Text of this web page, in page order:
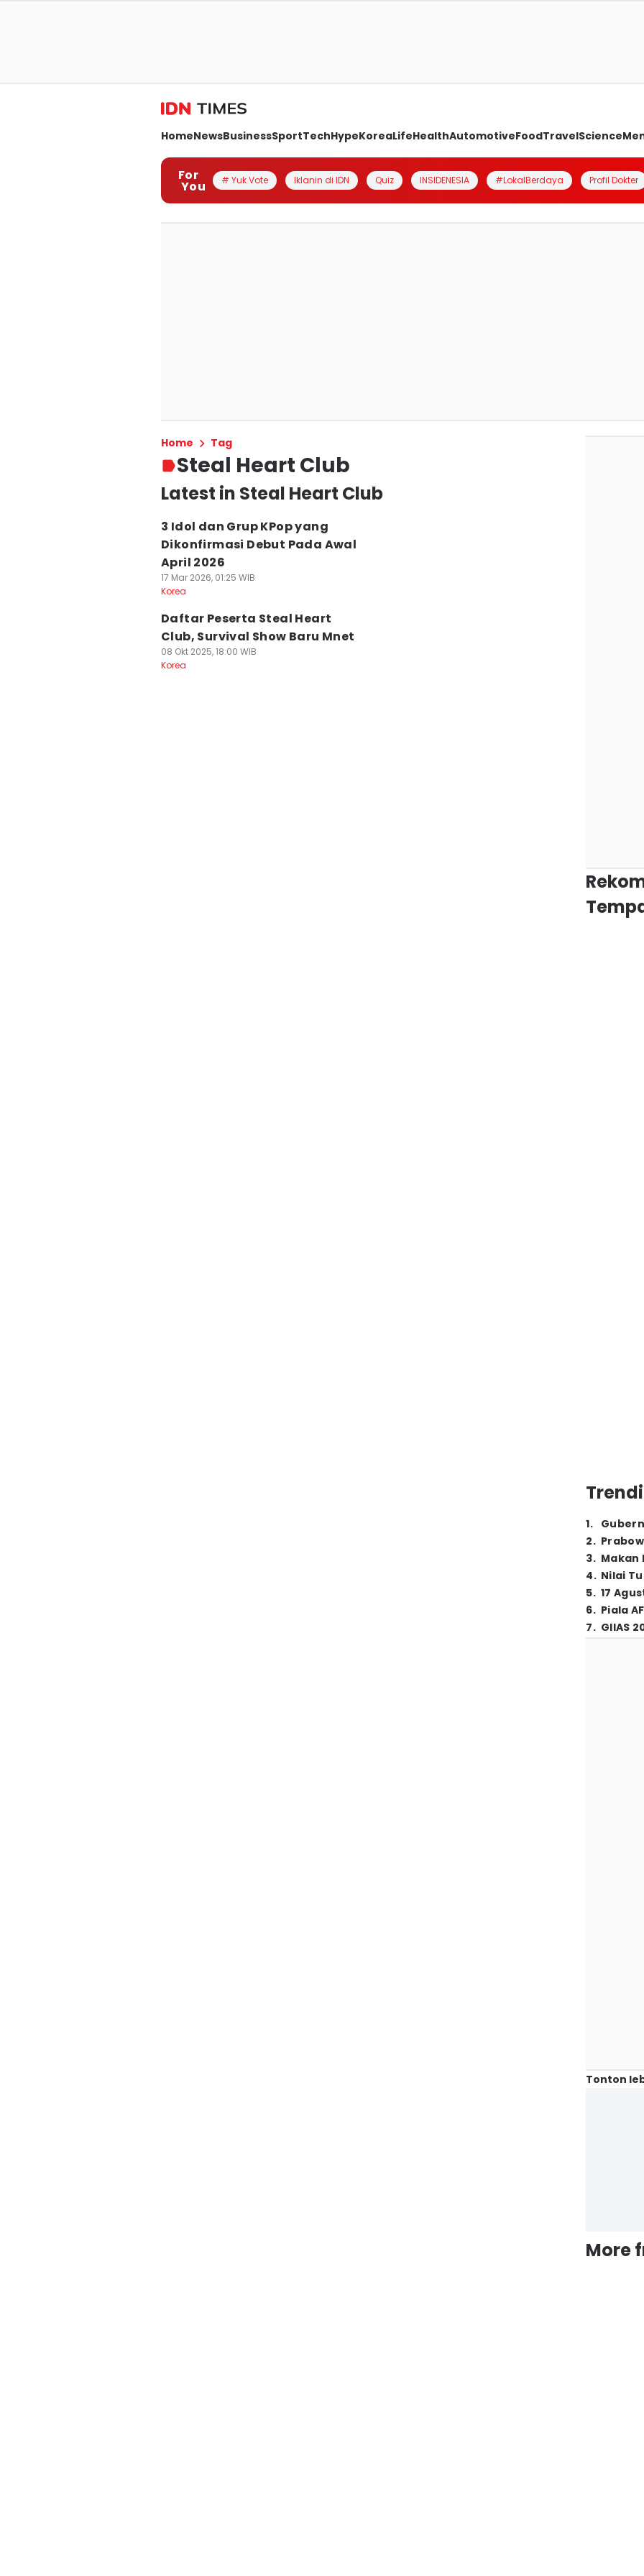
HomeNewsBusinessSportTechHypeKoreaLifeHealthAutomotiveFoodTravelScience
For
You # Yuk Vote Iklanin di IDN Quiz INSIDENESIA #LokalBerdaya Profil Dokter
Home Tag
Steal Heart Club
Latest in Steal Heart Club
3 Idol dan Grup KPop yang
Dikonfirmasi Debut Pada Awal
April 2026
17 Mar 2026, 01:25 WIB
Korea
Daftar Peserta Steal Heart
Club, Survival Show Baru Mnet
08 Okt 2025, 18:00 WIB
Korea
1.
2.
3. Makan
4. Nilai
5. 17
6. Piala
7. GIIAS
Tonton
More